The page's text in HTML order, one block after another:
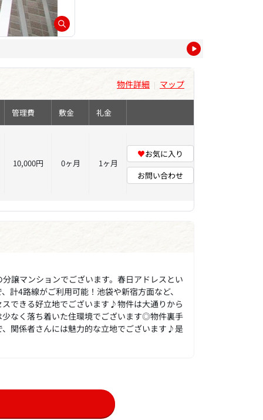
物件詳細 | マップ
管理費 敷金 礼金
10,000円 0ヶ月 1ヶ月
♥お気に入り
お問い合わせ
譲マンションでございます。春日アドレスとい
計4路線がご利用可能！池袋や新宿方面など、
できる好立地でございます♪物件は大通りから
なく落ち着いた住環境でございます◎物件裏手
関係者さんには魅力的な立地でございます♪是